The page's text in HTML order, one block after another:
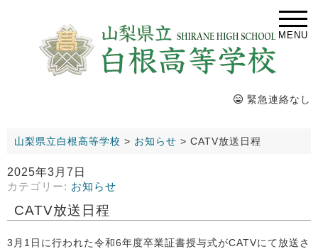
MENU
緊急連絡なし
山梨県立白根高等学校 > お知らせ > CATV放送日程
2025年3月7日
カテゴリー: お知らせ
CATV放送日程
3月1日に行われた令和6年度卒業証書授与式がCATVにて放送さ